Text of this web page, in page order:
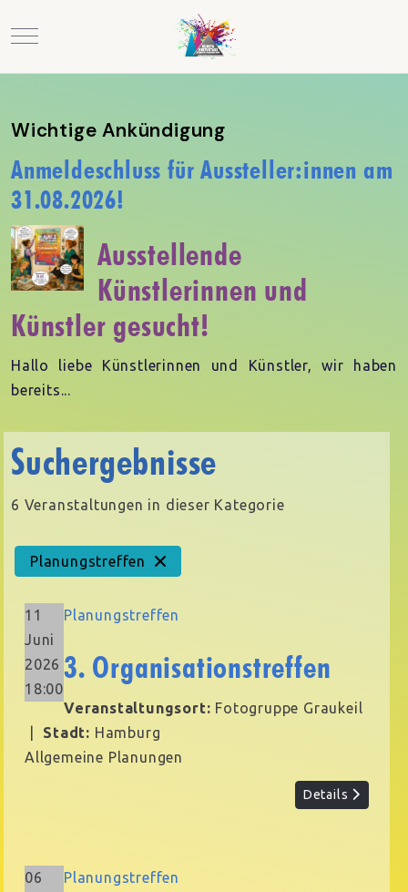
Mobile Menu Toggle
Wichtige Ankündigung
Anmeldeschluss für Aussteller:innen am
31.08.2026!
Ausstellende
Künstlerinnen und
Künstler gesucht!
Hallo liebe Künstlerinnen und Künstler, wir haben
bereits...
Suchergebnisse
6 Veranstaltungen in dieser Kategorie
Planungstreffen
11
Juni
2026
18:00
Planungstreffen
3. Organisationstreffen
Veranstaltungsort: Fotogruppe Graukeil
Stadt: Hamburg
Allgemeine Planungen
Details
06
Planungstreffen